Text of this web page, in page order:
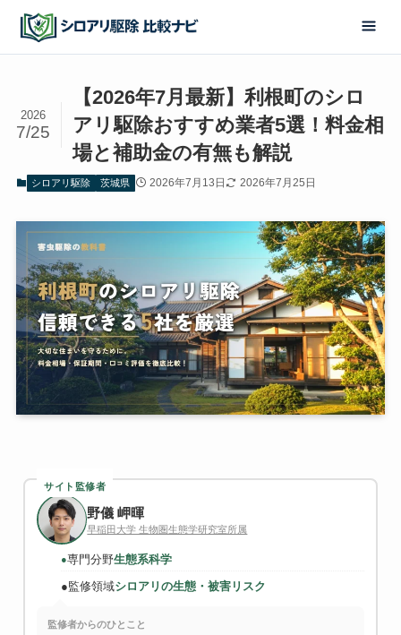
【2026年7月最新】利根町のシロ
アリ駆除おすすめ業者5選！料金相
場と補助金の有無も解説
2026
7/25
シロアリ駆除 茨城県 2026年7月13日 2026年7月25日
サイト監修者
野儀 岬暉
早稲田大学 生物圏生態学研究室所属
●専門分野生態系科学
●監修領域シロアリの生態・被害リスク
監修者からのひとこと